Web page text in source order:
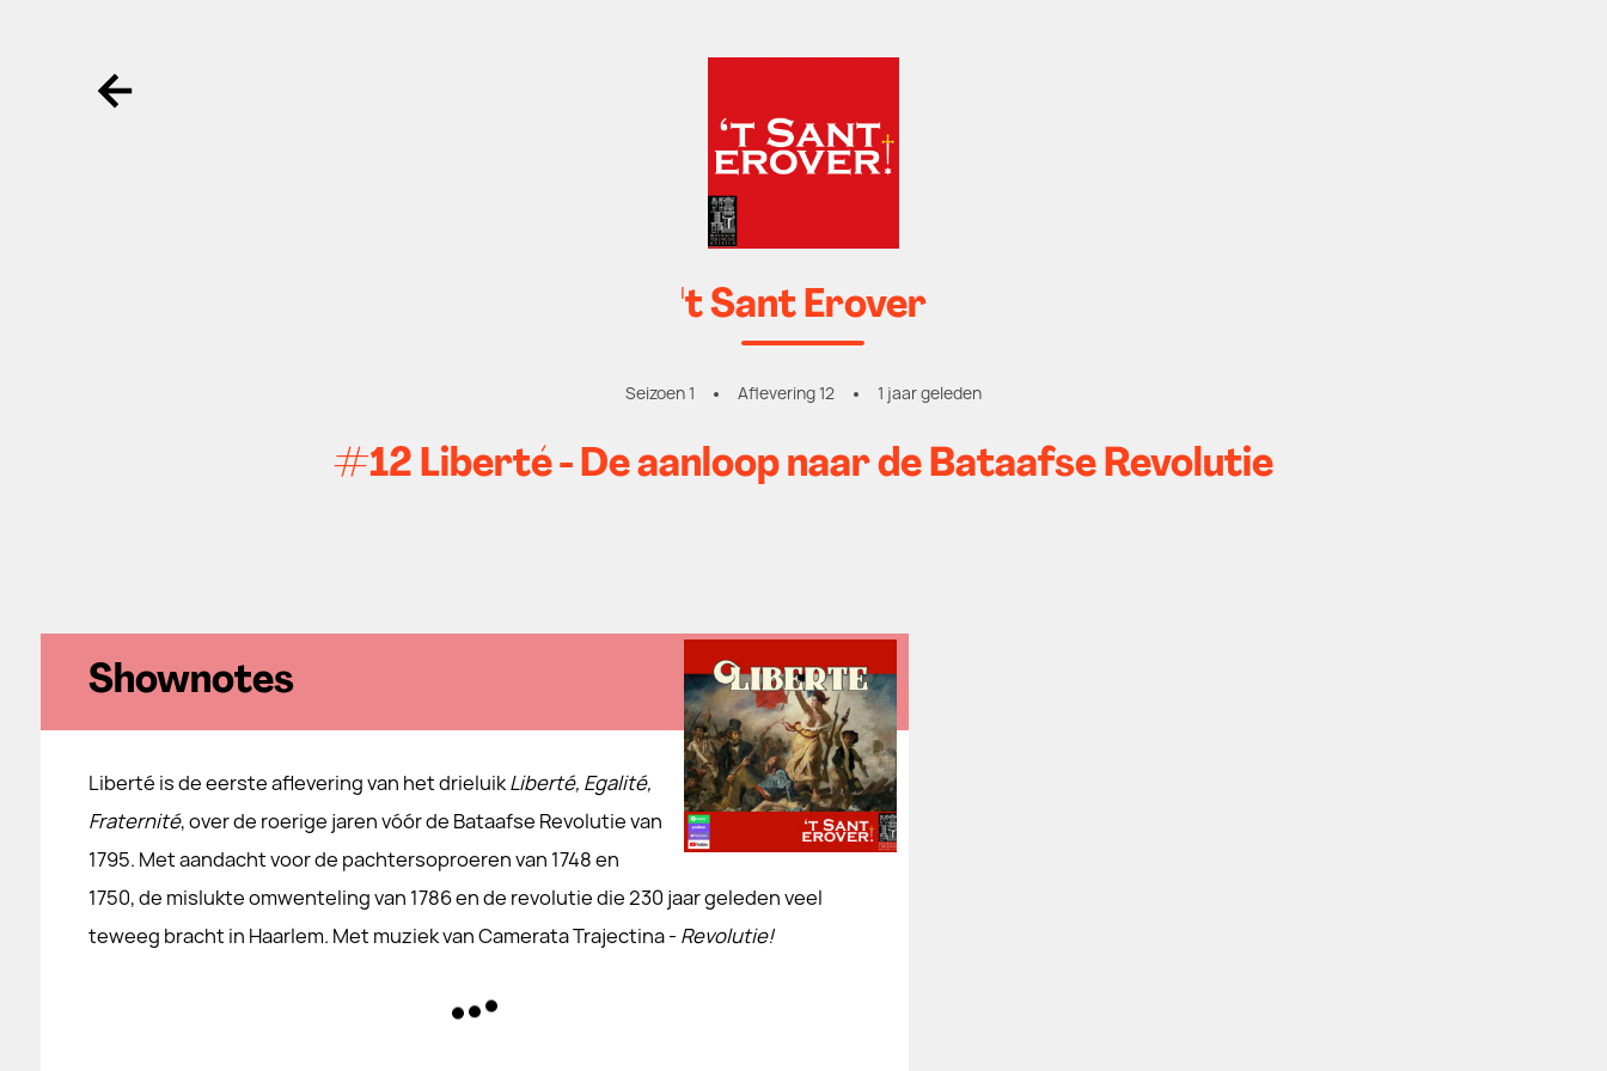
Ga terug
't Sant Erover
Seizoen 1 Aflevering 12 1 jaar geleden
#12 Liberté - De aanloop naar de Bataafse Revolutie
Shownotes
Liberté is de eerste aflevering van het drieluikLiberté, Egalité,
Fraternité, over de roerige jaren vóór de Bataafse Revolutie van
1795. Met aandacht voor de pachtersoproeren van 1748 en
1750, de mislukte omwenteling van 1786 en de revolutie die 230 jaar geleden veel
teweeg bracht in Haarlem. Met muziek van Camerata Trajectina - Revolutie!